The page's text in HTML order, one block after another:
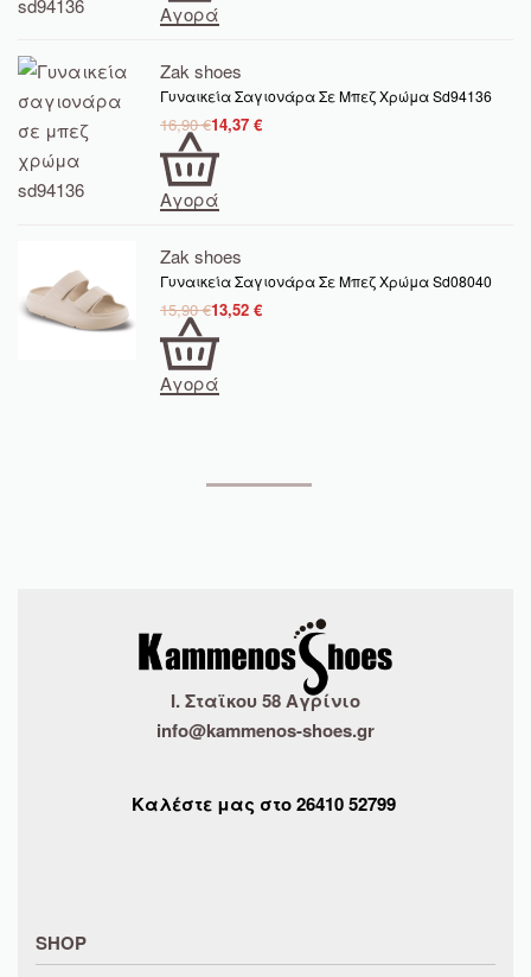
Αγορά
Zak shoes
Γυναικεία Σαγιονάρα Σε Μπεζ Χρώμα Sd94136
16,90€14,37 €
Αγορά
Zak shoes
Γυναικεία Σαγιονάρα Σε Μπεζ Χρώμα Sd08040
15,90€13,52 €
Αγορά
Ι. Σταϊκου 58 Αγρίνιο
info@kammenos-shoes.gr
Καλέστε μας στο2641052799
SHOP